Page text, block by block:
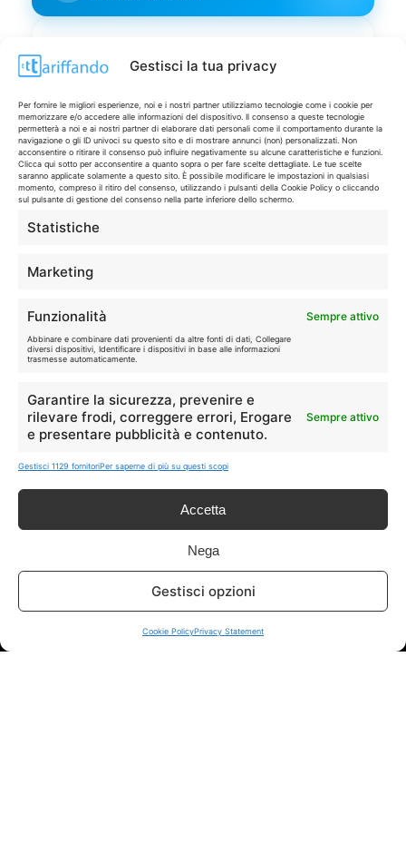
Gestisci la tua privacy
Per fornire le migliori esperienze, noi e i nostri partner utilizziamo tecnologie come i cookie per
memorizzare e/o accedere alle informazioni del dispositivo. Il consenso a queste tecnologie
permetterà a noi e ai nostri partner di elaborare dati personali come il comportamento durante la
navigazione o gli ID univoci su questo sito e di mostrare annunci (non) personalizzati. Non
acconsentire o ritirare il consenso può influire negativamente su alcune caratteristiche e funzioni.
Clicca qui sotto per acconsentire a quanto sopra o per fare scelte dettagliate. Le tue scelte
saranno applicate solamente a questo sito. È possibile modificare le impostazioni in qualsiasi
momento, compreso il ritiro del consenso, utilizzando i pulsanti della Cookie Policy o cliccando
sul pulsante di gestione del consenso nella parte inferiore dello schermo.
Statistiche
Marketing
Funzionalità Sempre attivo
Abbinare e combinare dati provenienti da altre fonti di dati, Collegare
diversi dispositivi, Identificare i dispositivi in base alle informazioni
trasmesse automaticamente.
Garantire la sicurezza, prevenire e
rilevare frodi, correggere errori, Erogare
e presentare pubblicità e contenuto.
Sempre attivo
Gestisci 1129 fornitoriPer saperne di più su questi scopi
Accetta
Nega
Gestisci opzioni
Cookie PolicyPrivacy Statement
Tutte Tech
🛒
Spesa
👗
Moda
Disclaimer
I marchi citati appartengono ai rispettivi proprietari. Le offerte
segnalate possono subire variazioni: verifica sempre le condizioni
sui siti ufficiali.
In qualità di Affiliato Amazon ed eBay, Tariffando riceve un
guadagno dagli acquisti idonei.
Note Legali|Cookie Policy